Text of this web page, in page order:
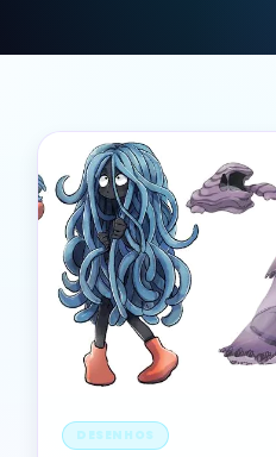
DESENHOS